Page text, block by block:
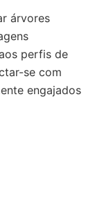
árvores
perfis de
se com
engajados